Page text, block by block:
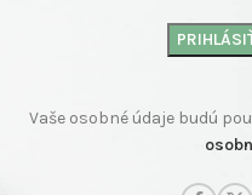
Vaše osobné údaje budú